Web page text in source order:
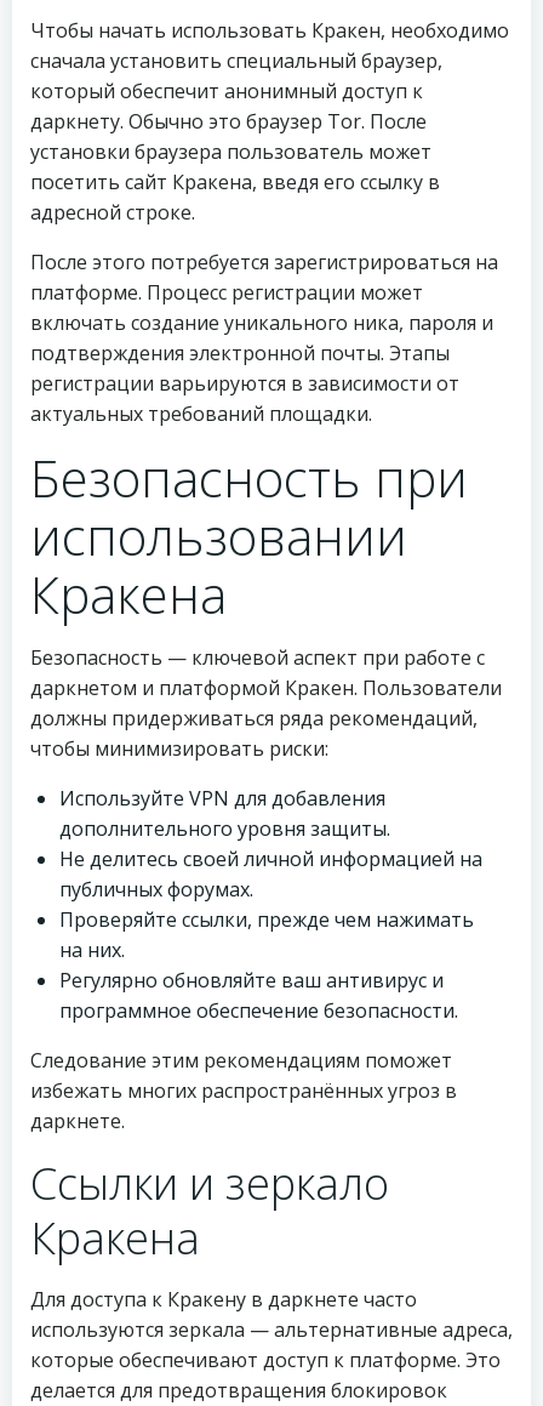
Чтобы начать использовать Кракен, необходимо
сначала установить специальный браузер,
который обеспечит анонимный доступ к
даркнету. Обычно это браузер Tor. После
установки браузера пользователь может
посетить сайт Кракена, введя его ссылку в
адресной строке.
После этого потребуется зарегистрироваться на
платформе. Процесс регистрации может
включать создание уникального ника, пароля и
подтверждения электронной почты. Этапы
регистрации варьируются в зависимости от
актуальных требований площадки.
Безопасность при
использовании
Кракена
Безопасность — ключевой аспект при работе с
даркнетом и платформой Кракен. Пользователи
должны придерживаться ряда рекомендаций,
чтобы минимизировать риски:
Используйте VPN для добавления
дополнительного уровня защиты.
Не делитесь своей личной информацией на
публичных форумах.
Проверяйте ссылки, прежде чем нажимать
на них.
Регулярно обновляйте ваш антивирус и
программное обеспечение безопасности.
Следование этим рекомендациям поможет
избежать многих распространённых угроз в
даркнете.
Ссылки и зеркало
Кракена
Для доступа к Кракену в даркнете часто
используются зеркала — альтернативные адреса,
которые обеспечивают доступ к платформе. Это
делается для предотвращения блокировок